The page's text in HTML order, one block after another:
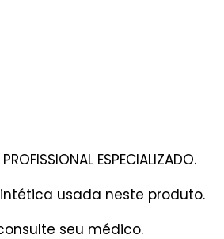
ESPECIALIZADO.
usada neste produto.
seu médico.